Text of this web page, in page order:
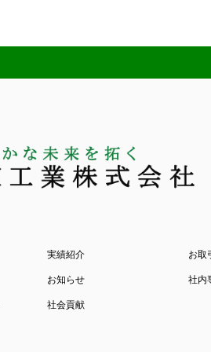
実績紹介
お知らせ
社会貢献
お取
社内